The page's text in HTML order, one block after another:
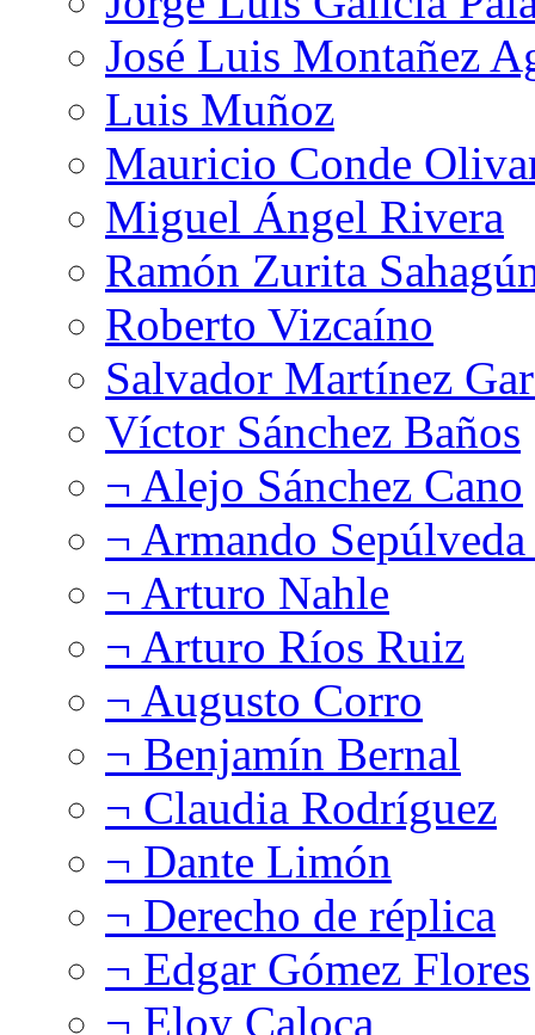
José Luis Montañez
Luis Muñoz
Mauricio Conde
Miguel Ángel Rivera
Ramón Zurita
Roberto Vizcaíno
Salvador Martínez
Víctor Sánchez Baños
¬ Alejo Sánchez Cano
¬ Armando
¬ Arturo Nahle
¬ Arturo Ríos Ruiz
¬ Augusto Corro
¬ Benjamín Bernal
¬ Claudia Rodríguez
¬ Dante Limón
¬ Derecho de réplica
¬ Edgar Gómez Flores
¬ Eloy Caloca